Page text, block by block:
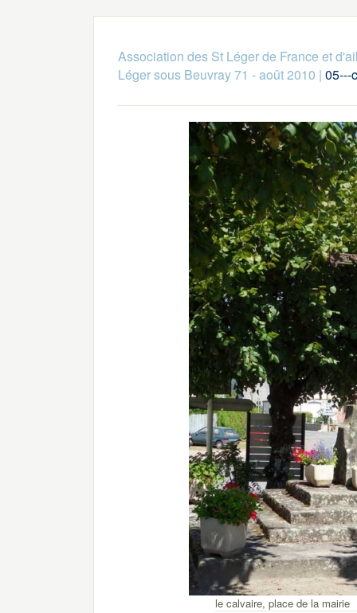
Association des St Léger de France et
Léger sous Beuvray 71 - août 2010 | 05---
le calvaire, place de la mairie